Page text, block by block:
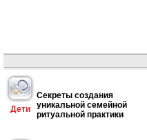
Дети
Секреты создания
уникальной семейной
ритуальной практики